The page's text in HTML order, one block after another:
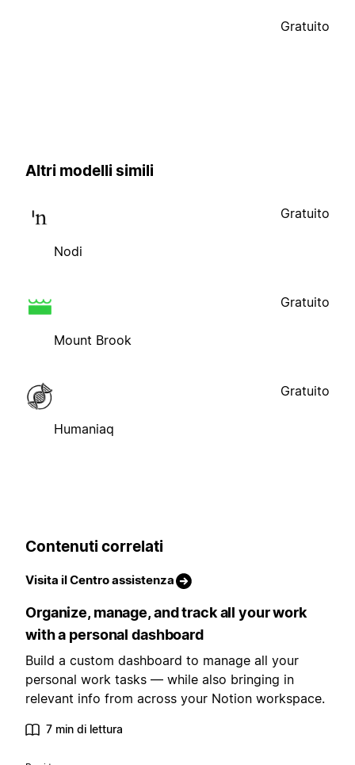
Gratuito
Altri modelli simili
Nodi
Gratuito
Mount Brook
Gratuito
Humaniaq
Gratuito
Contenuti correlati
Visita il Centro assistenza
Organize, manage, and track all your work
with a personal dashboard
Build a custom dashboard to manage all your
personal work tasks — while also bringing in
relevant info from across your Notion workspace.
7 min di lettura